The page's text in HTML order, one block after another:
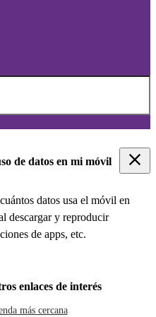
de datos en mi móvil
datos usa el móvil en
descargar y reproducir
de apps, etc.
enlaces de interés
más cercana